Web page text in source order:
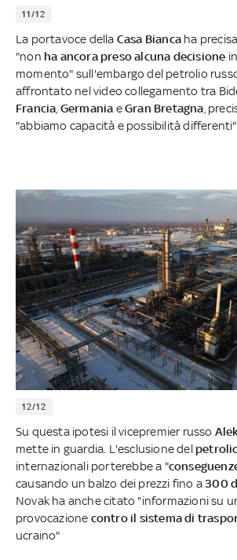
11/12
La portavoce della Casa Bianca ha
"non ha ancora preso alcuna decisione
momento" sull'embargo del petrolio
affrontato nel video collegamento tra
Francia Germania eGran Bretagna ,
"abbiamo capacità e possibilità differenti"
12/12
Su questa ipotesi il vicepremier russo
mette in guardia. L'esclusione del
internazionali porterebbe a "
causando un balzo dei prezzi fino a300
Novak ha anche citato "informazioni su
provocazione contro il sistema di
ucraino"